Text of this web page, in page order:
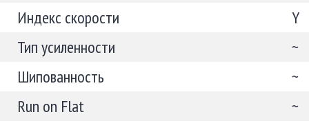
Индекс скорости
Y
Тип усиленности
~
Шипованность
~
Run on Flat
~